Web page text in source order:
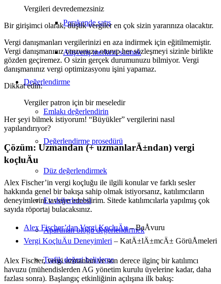
Perakende satış
Alışveriş merkezi satmak
Değerlendirme
Emlakı değerlendirin
Değerlendirme prosedürü
Düz değerlendirmek
Ev değerlemesi
Apartman bloğu değerlendirmek
Trafik değeri belirleme
Vergileri devredemezsiniz
Bir girişimci olarak, düşük vergiler en çok sizin yararınıza olacaktır.
Vergi danışmanları vergilerinizi en aza indirmek için eğitilmemiştir.
Vergi danışmanınız omzunuza oturup her sözleşmeyi sizinle birlikte
gözden geçiremez. O sizin gerçek durumunuzu bilmiyor. Vergi
danışmanınız vergi optimizasyonu işini yapamaz.
Dikkat edin:
Vergiler patron için bir meseledir
Her şeyi bilmek istiyorum! “Büyükler” vergilerini nasıl
yapılandırıyor?
Çözüm: Uzmandan (+ uzmanlarÄ±ndan) vergi
koçluÄu
Alex Fischer’in vergi koçluğu ile ilgili konularve farklı sesler
hakkında genel bir bakışa sahip olmak istiyorsanız, katılımcıların
deneyimlerini tavsiye edebilirim. Sitede katılımcılarla yapılmış çok
sayıda röportaj bulacaksınız.
Alex Fischer’dan Vergi KoçluÄu– BaÅvuru
Vergi KoçluÄu Deneyimleri – KatÄ±lÄ±mcÄ± GörüÅmeleri
Alex Fischer, vergi uzmanları ve son derece ilginç bir katılımcı
havuzu (mühendislerden AG yönetim kurulu üyelerine kadar, daha
fazlası sonra). Başlangıç etkinliğinin açılışına ilk bakış: